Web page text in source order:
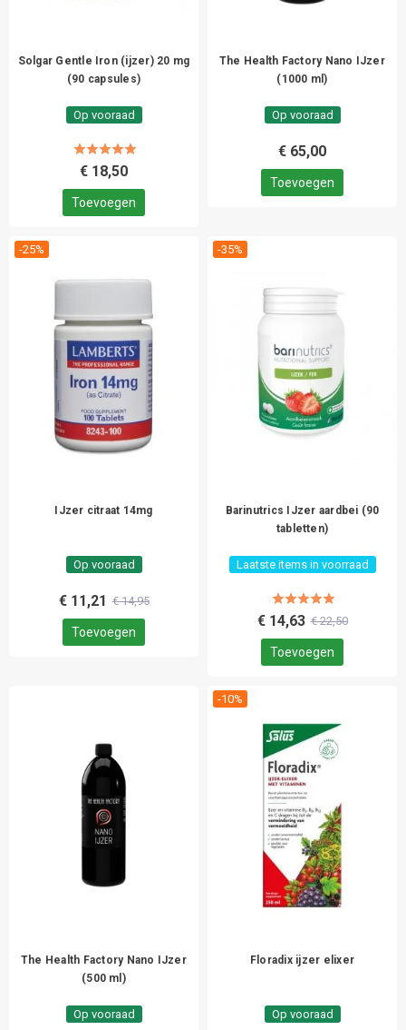
Solgar Gentle Iron (ijzer) 20 mg
(90 capsules)
Op vooraad
€ 18,50
Toevoegen
The Health Factory Nano IJzer
(1000 ml)
Op vooraad
€ 65,00
Toevoegen
-25%
IJzer citraat 14mg
Op vooraad
€ 11,21 € 14,95
Toevoegen
-35%
Barinutrics IJzer aardbei (90
tabletten)
Laatste items in voorraad
€ 14,63 € 22,50
Toevoegen
The Health Factory Nano IJzer
(500 ml)
Op vooraad
-10%
Floradix ijzer elixer
Op vooraad